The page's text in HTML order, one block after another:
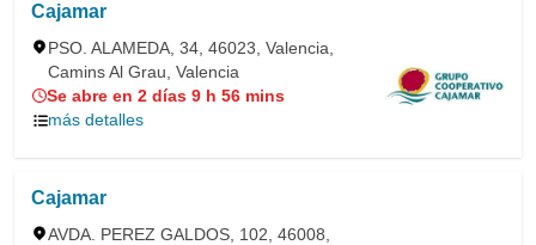
Cajamar
PSO. ALAMEDA, 34, 46023, Valencia,
Camins Al Grau, Valencia
Se abre en 2 días 9 h 56 mins
más detalles
Cajamar
AVDA. PEREZ GALDOS, 102, 46008,